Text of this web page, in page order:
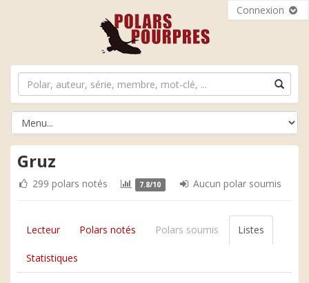
Connexion
Gruz
299 polars notés 7.8/10 Aucun polar soumis
Lecteur Polars notés Polars soumis Listes
Statistiques